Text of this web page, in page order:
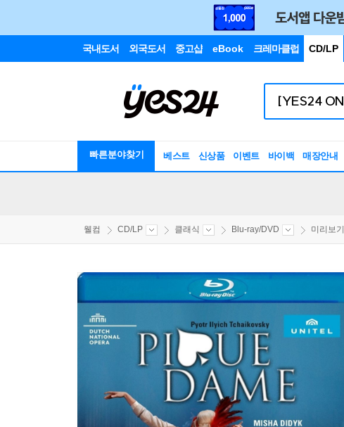
국내도서 외국도서 중고샵 eBook 크레마클럽 CD/LP
빠른분야찾기 베스트 신상품 이벤트 바이백 매장안내
웰컴 CD/LP 클래식 Blu-ray/DVD 미리보기